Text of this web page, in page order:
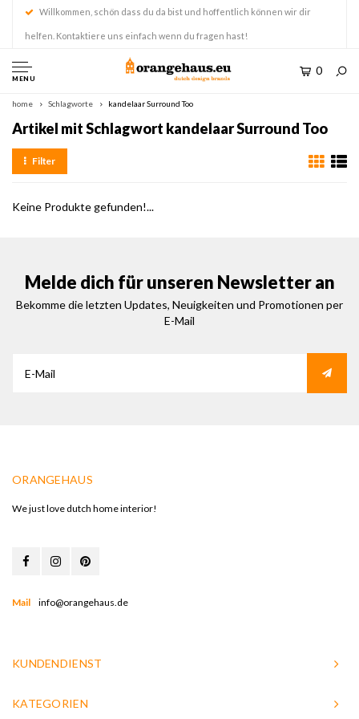
Willkommen, schön dass du da bist und hoffentlich können wir dir
helfen. Kontaktiere uns einfach wenn du fragen hast!
MENU
0
home Schlagworte kandelaar Surround Too
Artikel mit Schlagwort kandelaar Surround Too
Filter
Keine Produkte gefunden!...
Melde dich für unseren Newsletter an
Bekomme die letzten Updates, Neuigkeiten und Promotionen per
E-Mail
ORANGEHAUS
We just love dutch home interior!
Mail info@orangehaus.de
KUNDENDIENST
KATEGORIEN